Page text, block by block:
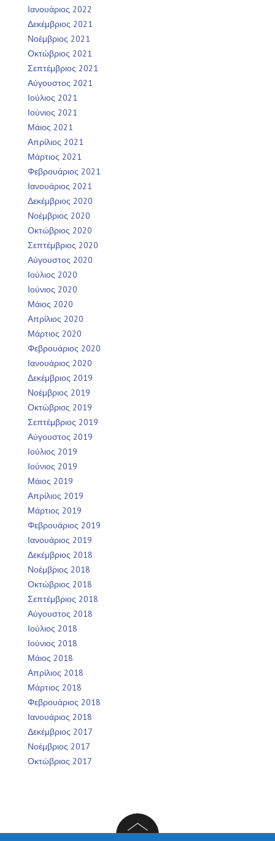
Ιανουάριος 2022
Δεκέμβριος 2021
Νοέμβριος 2021
Οκτώβριος 2021
Σεπτέμβριος 2021
Αύγουστος 2021
Ιούλιος 2021
Ιούνιος 2021
Μάιος 2021
Απρίλιος 2021
Μάρτιος 2021
Φεβρουάριος 2021
Ιανουάριος 2021
Δεκέμβριος 2020
Νοέμβριος 2020
Οκτώβριος 2020
Σεπτέμβριος 2020
Αύγουστος 2020
Ιούλιος 2020
Ιούνιος 2020
Μάιος 2020
Απρίλιος 2020
Μάρτιος 2020
Φεβρουάριος 2020
Ιανουάριος 2020
Δεκέμβριος 2019
Νοέμβριος 2019
Οκτώβριος 2019
Σεπτέμβριος 2019
Αύγουστος 2019
Ιούλιος 2019
Ιούνιος 2019
Μάιος 2019
Απρίλιος 2019
Μάρτιος 2019
Φεβρουάριος 2019
Ιανουάριος 2019
Δεκέμβριος 2018
Νοέμβριος 2018
Οκτώβριος 2018
Σεπτέμβριος 2018
Αύγουστος 2018
Ιούλιος 2018
Ιούνιος 2018
Μάιος 2018
Απρίλιος 2018
Μάρτιος 2018
Φεβρουάριος 2018
Ιανουάριος 2018
Δεκέμβριος 2017
Νοέμβριος 2017
Οκτώβριος 2017